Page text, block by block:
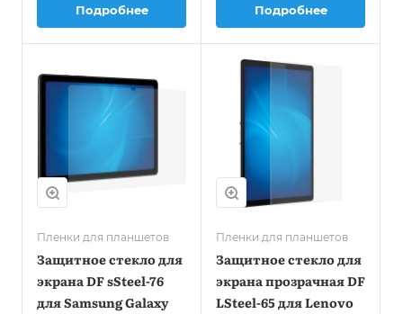
Подробнее Подробнее
Пленки для планшетов
Защитное стекло для
экрана DF sSteel-76
для Samsung Galaxy
Пленки для планшетов
Защитное стекло для
экрана прозрачная DF
LSteel-65 для Lenovo